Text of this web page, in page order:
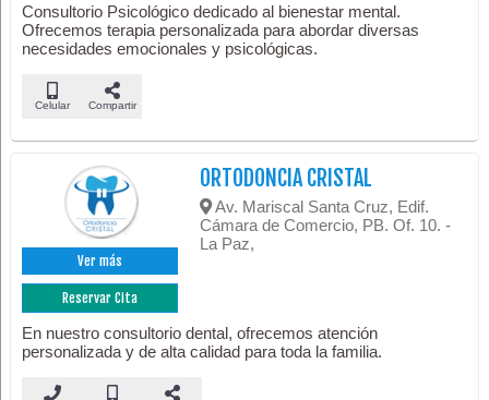
Consultorio Psicológico dedicado al bienestar mental.
Ofrecemos terapia personalizada para abordar diversas
necesidades emocionales y psicológicas.
Celular Compartir
Ver más
Reservar Cita
ORTODONCIA CRISTAL
Av. Mariscal Santa Cruz, Edif.
Cámara de Comercio, PB. Of. 10. -
La Paz,
En nuestro consultorio dental, ofrecemos atención
personalizada y de alta calidad para toda la familia.